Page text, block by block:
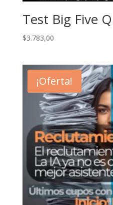
Test Big Five
$3.783,00
¡Oferta!